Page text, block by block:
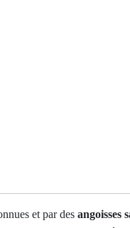
et par des angoisses